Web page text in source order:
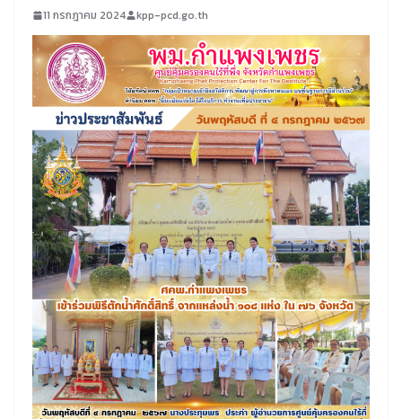
11 กรกฎาคม 2024 kpp-pcd.go.th